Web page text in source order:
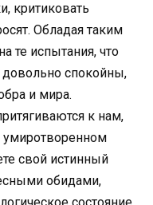
критиковать
Обладая таким
те испытания, что
спокойны,
и мира.
к нам,
умиротворенном
свой истинный
обидами,